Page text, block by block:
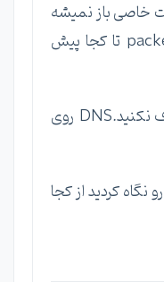
خاصی باز نمیشه
دستور tracert بزنید ببینید packet تا کجا پیش
فعلا چیزی رو از روی DNS حذف نکنید.DNS روی
نگاه کردید از کجا